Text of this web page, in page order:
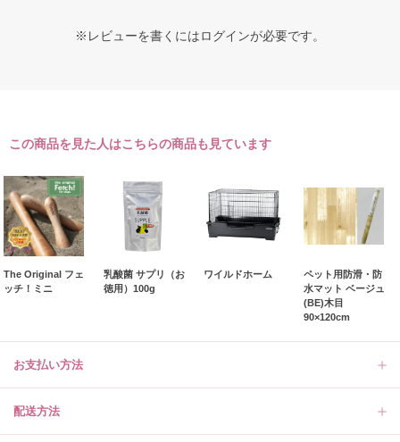
※レビューを書くにはログインが必要です。
この商品を見た人はこちらの商品も見ています
The Original フェ
ッチ！ミニ
乳酸菌 サプリ（お
徳用）100g
ワイルドホーム
ペット用防滑・防
水マット ベージュ
(BE)木目
90×120cm
お支払い方法
配送方法